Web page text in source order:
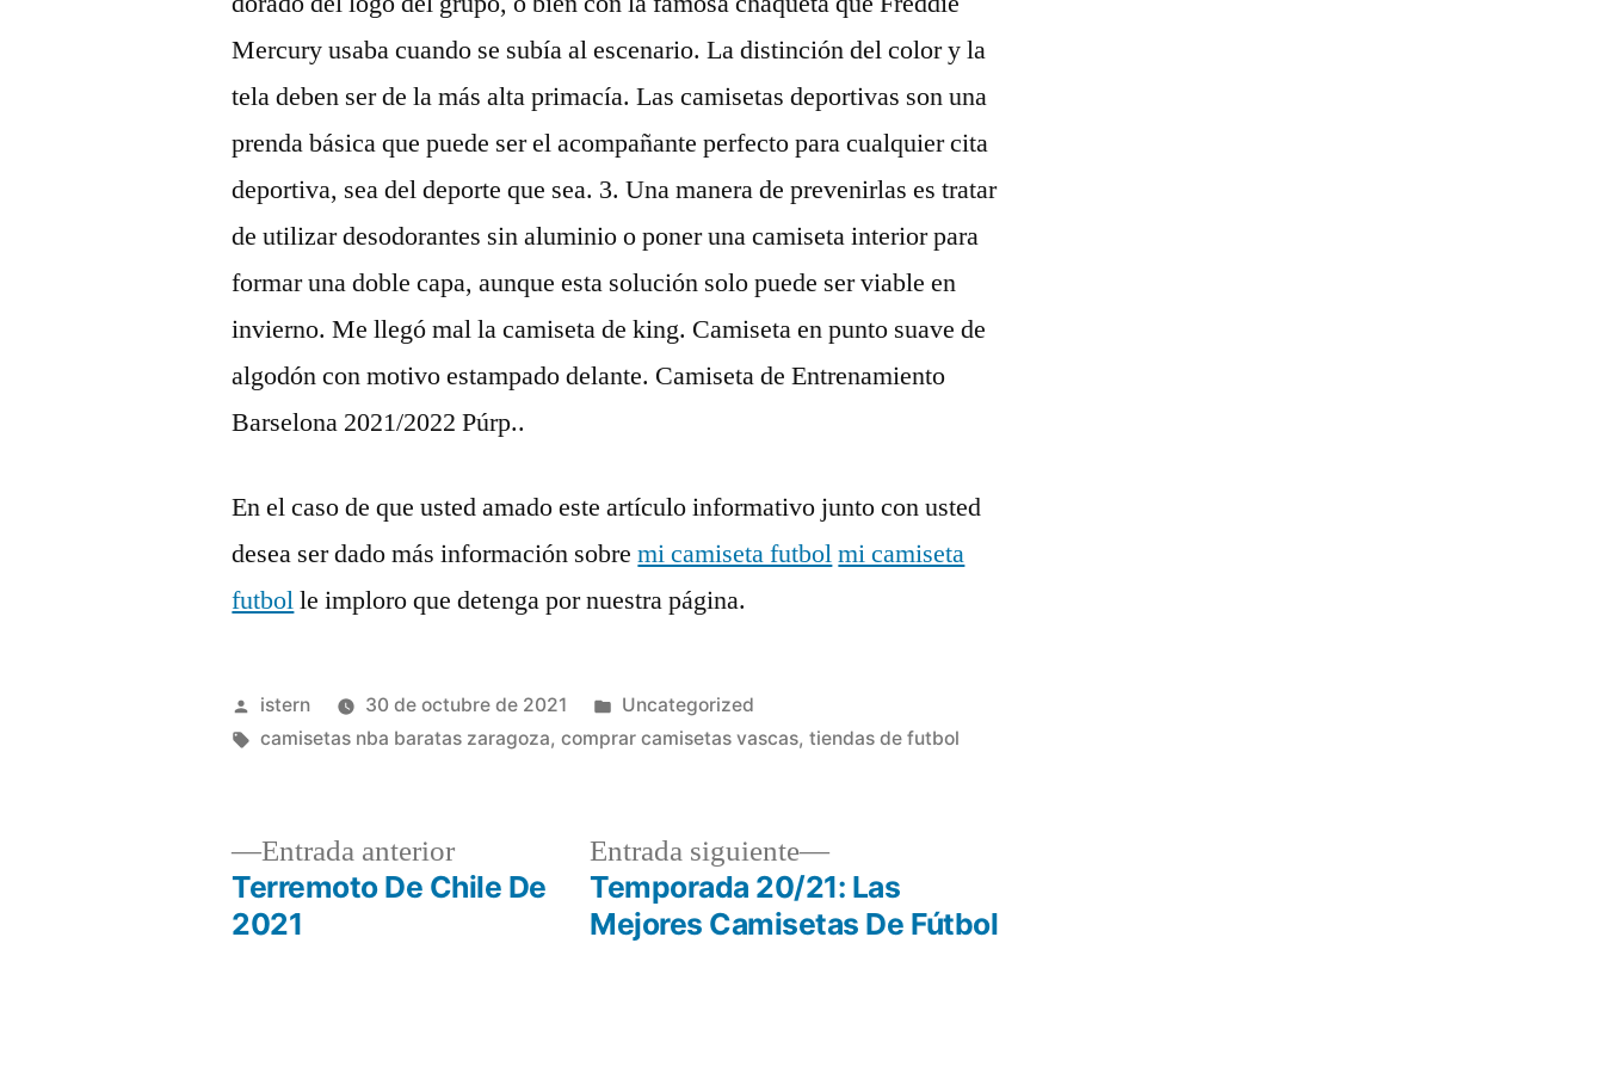
Mercury usaba cuando se subía al escenario. La distinción del color y la
tela deben ser de la más alta primacía. Las camisetas deportivas son una
prenda básica que puede ser el acompañante perfecto para cualquier cita
deportiva, sea del deporte que sea. 3. Una manera de prevenirlas es tratar
de utilizar desodorantes sin aluminio o poner una camiseta interior para
formar una doble capa, aunque esta solución solo puede ser viable en
invierno. Me llegó mal la camiseta de king. Camiseta en punto suave de
algodón con motivo estampado delante. Camiseta de Entrenamiento
Barselona 2021/2022 Púrp..
En el caso de que usted amado este artículo informativo junto con usted
desea ser dado más información sobremi camiseta futbolmi camiseta
futbolle imploro que detenga por nuestra página.
Publicado
por
istern 30 de octubre de 2021
Publicado
en
Uncategorized
Etiquetas:
camisetas nba baratas zaragoza,comprar camisetas vascas,tiendas de futbol
Navegación
Entrada anteriorEntrada
anterior:
Terremoto De Chile De
2021
Entrada siguiente
Entrada
siguiente:
Temporada 20/21: Las
Mejores Camisetas De Fútbol